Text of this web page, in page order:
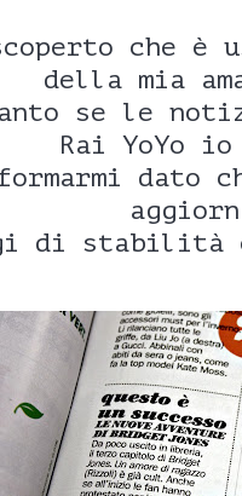
che
della mia
se le
Rai YoYo
dato
di stabilità